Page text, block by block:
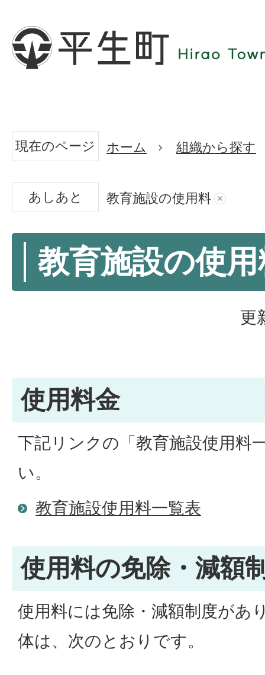
現在のページ ホーム 組織から探す
あしあと 教育施設の使用料
教育施設の使
更
使用料金
下記リンクの「教育施設使用料
い。
教育施設使用料一覧表
使用料の免除・減額
使用料には免除・減額制度があ
体は、次のとおりです。